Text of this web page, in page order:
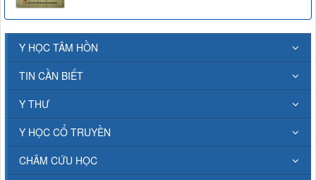
Y HỌC TÂM HỒN
TIN CẦN BIẾT
Y THƯ
Y HỌC CỔ TRUYỀN
CHÂM CỨU HỌC